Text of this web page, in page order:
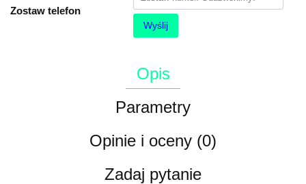
Zostaw telefon
Wyślij
Opis
Parametry
Opinie i oceny (0)
Zadaj pytanie